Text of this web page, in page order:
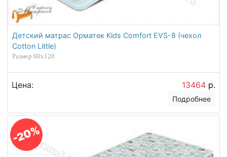
Детский матрас Орматек Kids Comfort EVS-8 (чехол
Cotton Little)
Размер 60х120
Цена: 13464 р.
Подробнее
-20%